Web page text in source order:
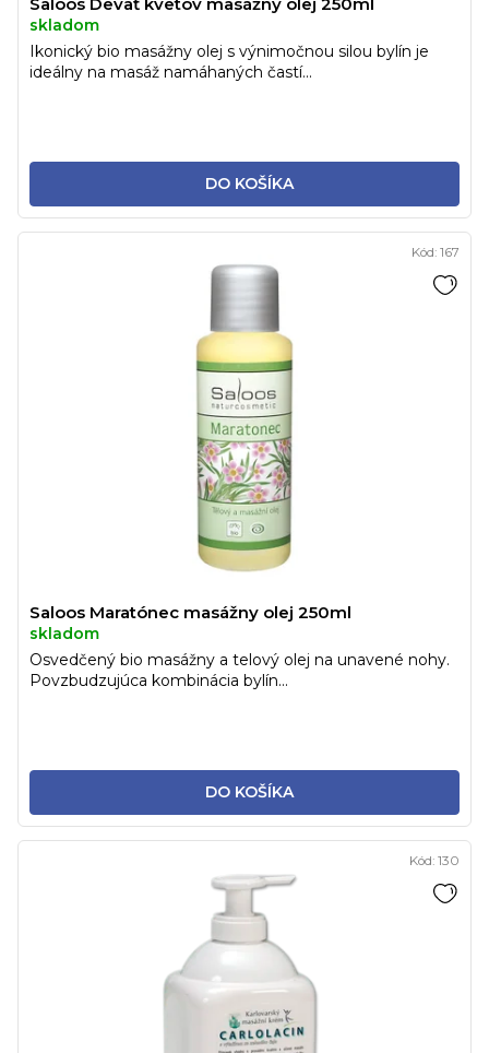
skladom
DO KOŠÍKA
Ikonický bio masážny olej s výnimočnou silou bylín je
ideálny na masáž namáhaných častí...
Saloos Maratónec masážny olej 250ml
skladom
DO KOŠÍKA
Osvedčený bio masážny a telový olej na unavené nohy.
Povzbudzujúca kombinácia bylín...
Kód: 167
Kód: 130